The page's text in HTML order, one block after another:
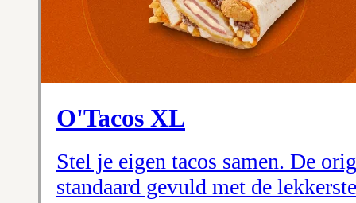
O'Tacos XL
Stel je eigen tacos samen. De
standaard gevuld met de